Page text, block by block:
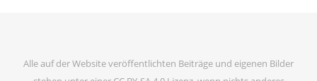
Alle auf der Website veröffentlichten Beiträge und eigenen Bilder